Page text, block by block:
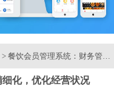
> 餐饮会员管理系统：财务管理
化，优化经营状况